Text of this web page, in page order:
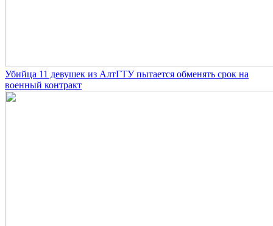
Убийца 11 девушек из АлтГТУ пытается обменять срок на
военный контракт